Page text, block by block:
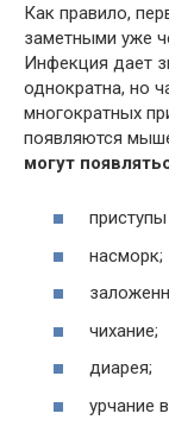
Как правило,
заметными уже
Инфекция дает
однократна, но
многократных
появляются
могут
насморк;
чихание;
диарея;
урчание